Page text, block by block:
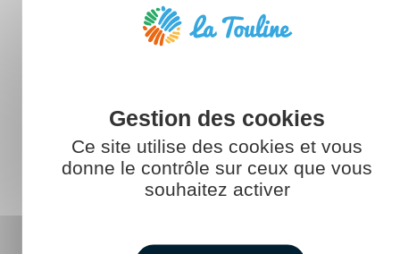
La mer au féminin
RDV ExploriMer
Rester informé
Ce site utilise des cookies et vous
donne le contrôle sur ceux que vous
souhaitez activer